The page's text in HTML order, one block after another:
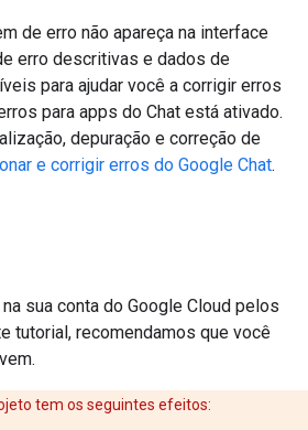
de erro não apareça na interface
erro descritivas e dados de
para ajudar você a corrigir erros
para apps do Chat está ativado.
depuração e correção de
e corrigir erros do Google Chat.
sua conta do Google Cloud pelos
tutorial, recomendamos que você
tem os seguintes efeitos: